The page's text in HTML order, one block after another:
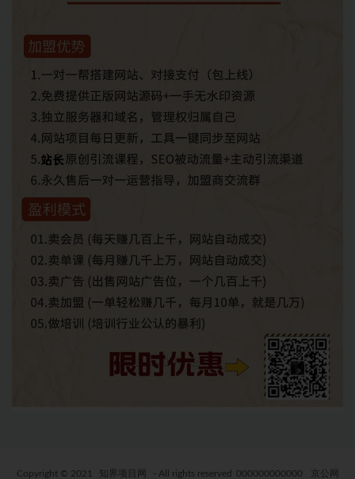
Copyright © 2021 知界项目网 - All rights reserved 000000000000 京公网